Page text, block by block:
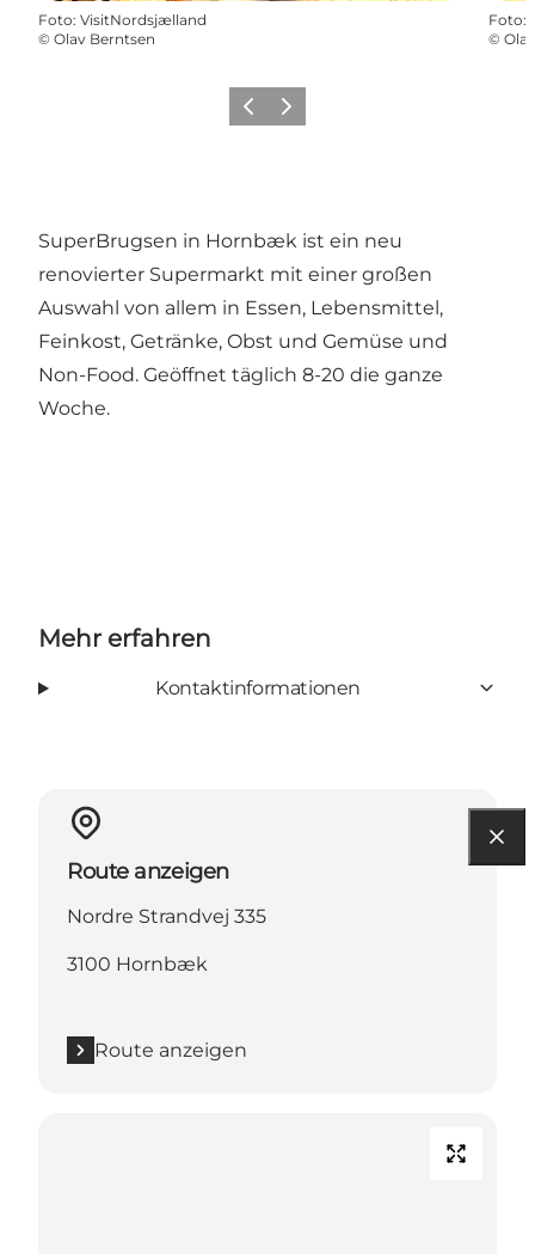
Foto: VisitNordsjælland
© Olav Berntsen
Foto:
©
ZurückWeiter
SuperBrugsen in Hornbæk ist ein neu
renovierter Supermarkt mit einer großen
Auswahl von allem in Essen, Lebensmittel,
Feinkost, Getränke, Obst und Gemüse und
Non-Food. Geöffnet täglich 8-20 die ganze
Woche.
Mehr erfahren
Kontaktinformationen
Route anzeigen
Nordre Strandvej 335
3100 Hornbæk
Route anzeigen